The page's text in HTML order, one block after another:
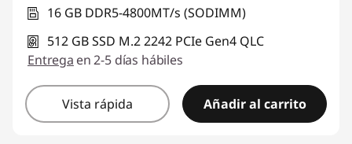
16 GB DDR5-4800MT/s (SODIMM)
512 GB SSD M.2 2242 PCIe Gen4 QLC
Entrega en 2-5 días hábiles
Vista rápida Añadir al carrito